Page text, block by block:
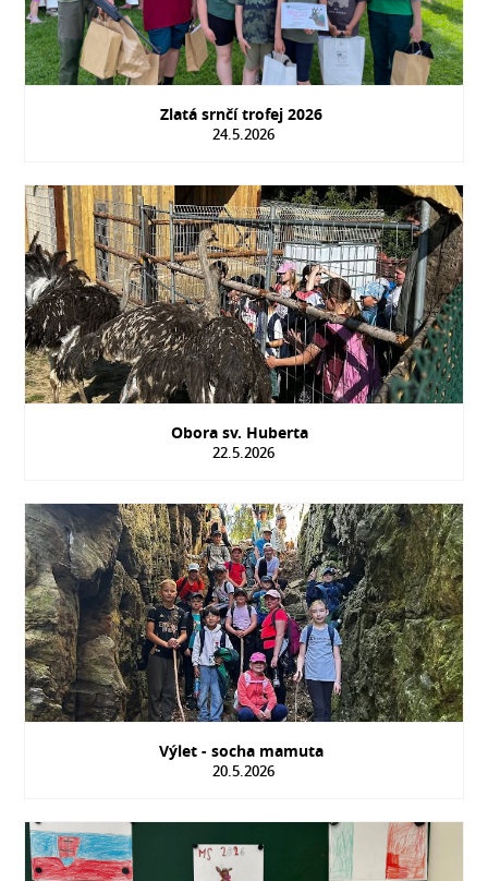
Zlatá srnčí trofej 2026
24.5.2026
Obora sv. Huberta
22.5.2026
Výlet - socha mamuta
20.5.2026